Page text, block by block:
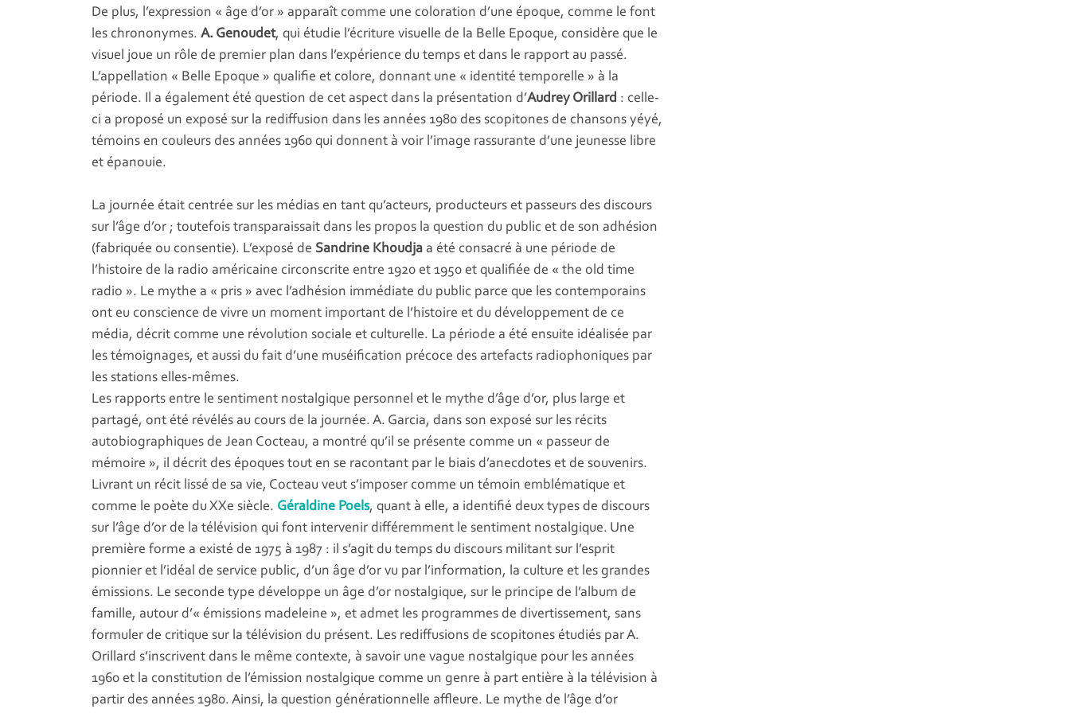
De plus, l’expression « âge d’or » apparaît comme une coloration d’une époque, comme le font
les chrononymes. A. Genoudet, qui étudie l’écriture visuelle de la Belle Epoque, considère que le
visuel joue un rôle de premier plan dans l’expérience du temps et dans le rapport au passé.
L’appellation « Belle Epoque » qualifie et colore, donnant une « identité temporelle » à la
période. Il a également été question de cet aspect dans la présentation d’Audrey Orillard : celle-
ci a proposé un exposé sur la rediffusion dans les années 1980 des scopitones de chansons yéyé,
témoins en couleurs des années 1960 qui donnent à voir l’image rassurante d’une jeunesse libre
et épanouie.
La journée était centrée sur les médias en tant qu’acteurs, producteurs et passeurs des discours
sur l’âge d’or ; toutefois transparaissait dans les propos la question du public et de son adhésion
(fabriquée ou consentie). L’exposé de Sandrine Khoudja a été consacré à une période de
l’histoire de la radio américaine circonscrite entre 1920 et 1950 et qualifiée de « the old time
radio ». Le mythe a « pris » avec l’adhésion immédiate du public parce que les contemporains
ont eu conscience de vivre un moment important de l’histoire et du développement de ce
média, décrit comme une révolution sociale et culturelle. La période a été ensuite idéalisée par
les témoignages, et aussi du fait d’une muséification précoce des artefacts radiophoniques par
les stations elles-mêmes.
Les rapports entre le sentiment nostalgique personnel et le mythe d’âge d’or, plus large et
partagé, ont été révélés au cours de la journée. A. Garcia, dans son exposé sur les récits
autobiographiques de Jean Cocteau, a montré qu’il se présente comme un « passeur de
mémoire », il décrit des époques tout en se racontant par le biais d’anecdotes et de souvenirs.
Livrant un récit lissé de sa vie, Cocteau veut s’imposer comme un témoin emblématique et
comme le poète du XXe siècle. Géraldine Poels, quant à elle, a identifié deux types de discours
sur l’âge d’or de la télévision qui font intervenir différemment le sentiment nostalgique. Une
première forme a existé de 1975 à 1987 : il s’agit du temps du discours militant sur l’esprit
pionnier et l’idéal de service public, d’un âge d’or vu par l’information, la culture et les grandes
émissions. Le seconde type développe un âge d’or nostalgique, sur le principe de l’album de
famille, autour d’« émissions madeleine », et admet les programmes de divertissement, sans
formuler de critique sur la télévision du présent. Les rediffusions de scopitones étudiés par A.
Orillard s’inscrivent dans le même contexte, à savoir une vague nostalgique pour les années
1960 et la constitution de l’émission nostalgique comme un genre à part entière à la télévision à
partir des années 1980. Ainsi, la question générationnelle affleure. Le mythe de l’âge d’or